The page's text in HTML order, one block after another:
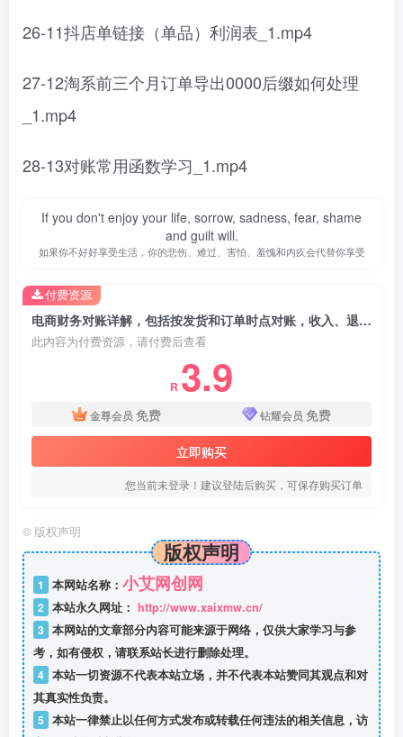
26-11抖店单链接（单品）利润表_1.mp4
27-12淘系前三个月订单导出0000后缀如何处理
_1.mp4
28-13对账常用函数学习_1.mp4
If you don't enjoy your life, sorrow, sadness, fear, shame
and guilt will.
如果你不好好享受生活，你的悲伤、难过、害怕、羞愧和内疚会代替你享受
电商财务对账详解，包括按发货和订单时点对账，收入、退款、成本、费用
此内容为付费资源，请付费后查看
R 3.9
金尊会员 免费 钻耀会员 免费
立即购买
您当前未登录！建议登陆后购买，可保存购买订单
付费资源
© 版权声明
版权声明
1 本网站名称： 小艾网创网
2 本站永久网址： http://www.xaixmw.cn/
3 本网站的文章部分内容可能来源于网络，仅供大家学习与参
考，如有侵权，请联系站长进行删除处理。
4 本站一切资源不代表本站立场，并不代表本站赞同其观点和对
其真实性负责。
5 本站一律禁止以任何方式发布或转载任何违法的相关信息，访